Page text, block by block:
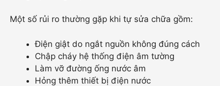
Một số rủi ro thường gặp khi tự sửa chữa gồm:
Điện giật do ngắt nguồn không đúng cách
Chập cháy hệ thống điện âm tường
Làm vỡ đường ống nước âm
Hỏng thêm thiết bị điện nước